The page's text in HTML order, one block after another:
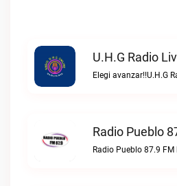
U.H.G Radio
Elegi avanzar!!U.H.G
Radio Pueblo
Radio Pueblo 87.9 FM